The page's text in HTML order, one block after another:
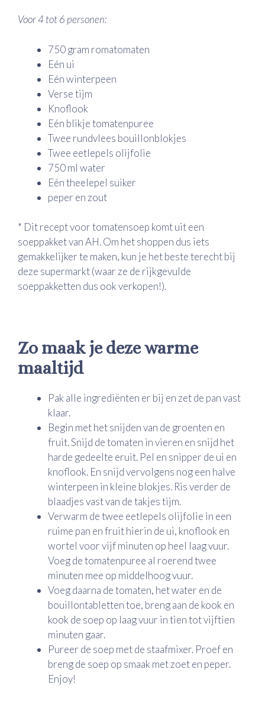
Voor 4 tot 6 personen:
750 gram romatomaten
Eén ui
Eén winterpeen
Verse tijm
Knoflook
Eén blikje tomatenpuree
Twee rundvlees bouillonblokjes
Twee eetlepels olijfolie
750 ml water
Eén theelepel suiker
peper en zout
* Dit recept voor tomatensoep komt uit een
soeppakket van AH. Om het shoppen dus iets
gemakkelijker te maken, kun je het beste terecht bij
deze supermarkt (waar ze de rijkgevulde
soeppakketten dus ook verkopen!).
Zo maak je deze warme
maaltijd
Pak alle ingrediënten er bij en zet de pan vast
klaar.
Begin met het snijden van de groenten en
fruit. Snijd de tomaten in vieren en snijd het
harde gedeelte eruit. Pel en snipper de ui en
knoflook. En snijd vervolgens nog een halve
winterpeen in kleine blokjes. Ris verder de
blaadjes vast van de takjes tijm.
Verwarm de twee eetlepels olijfolie in een
ruime pan en fruit hierin de ui, knoflook en
wortel voor vijf minuten op heel laag vuur.
Voeg de tomatenpuree al roerend twee
minuten mee op middelhoog vuur.
Voeg daarna de tomaten, het water en de
bouillontabletten toe, breng aan de kook en
kook de soep op laag vuur in tien tot vijftien
minuten gaar.
Pureer de soep met de staafmixer. Proef en
breng de soep op smaak met zoet en peper.
Enjoy!